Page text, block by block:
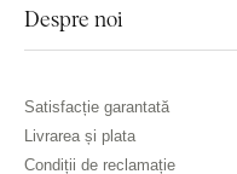
Despre noi
Satisfacție garantată
Livrarea și plata
Condiții de reclamație